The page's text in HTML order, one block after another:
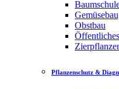
Obstbau
Pflanzenschutz &